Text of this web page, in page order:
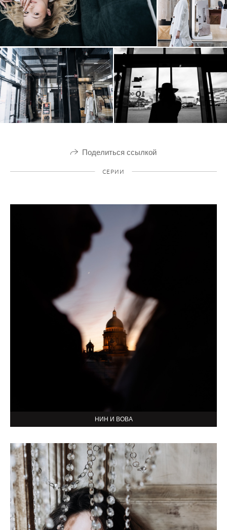
Поделиться ссылкой
СЕРИИ
НИН И ВОВА